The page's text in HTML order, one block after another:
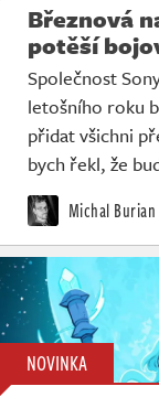
Březnová
potěší
Společnost
letošního roku
přidat všichni
bych řekl, že
Michal Burian
NOVINKA